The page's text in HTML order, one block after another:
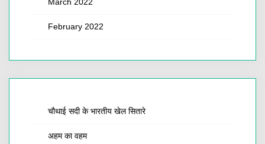
February 2022
चौथाई सदी के भारतीय खेल सितारे
अहम का वहम